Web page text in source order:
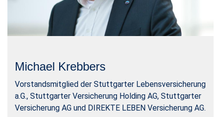
Michael Krebbers
Vorstandsmitglied der Stuttgarter Lebensversicherung
a.G., Stuttgarter Versicherung Holding AG, Stuttgarter
Versicherung AG und DIREKTE LEBEN Versicherung AG.